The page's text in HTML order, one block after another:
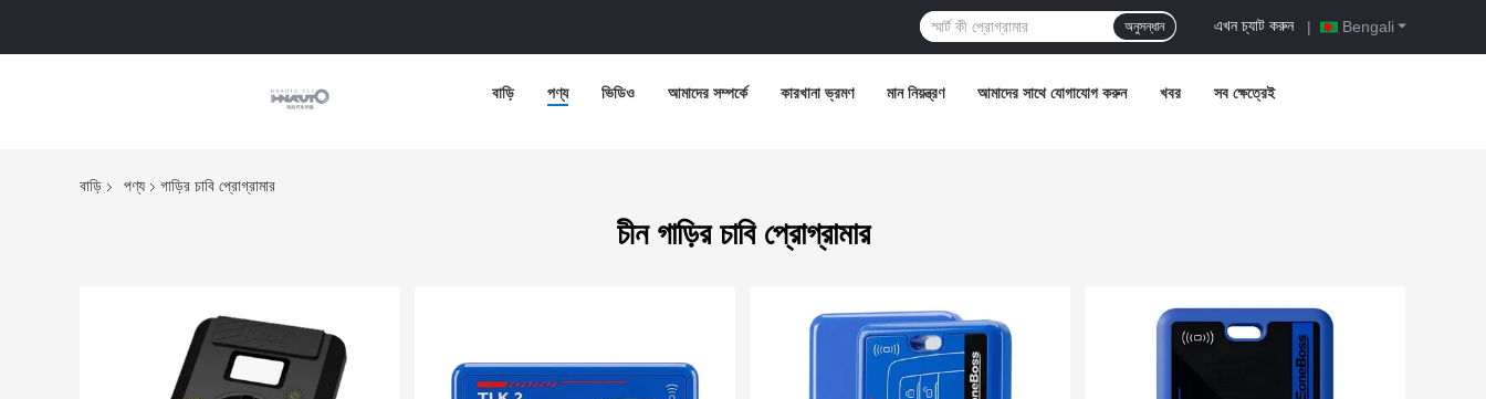
Bengali
এখন চ্যাট করুন |
অনুসন্ধান
বাড়ি পণ্য ভিডিও আমাদের সম্পর্কে কারখানা ভ্রমণ মান নিয়ন্ত্রণ আমাদের সাথে যোগাযোগ করুন খবর সব ক্ষেত্রেই
বাড়ি পণ্য গাড়ির চাবি প্রোগ্রামার
চীন গাড়ির চাবি প্রোগ্রামার